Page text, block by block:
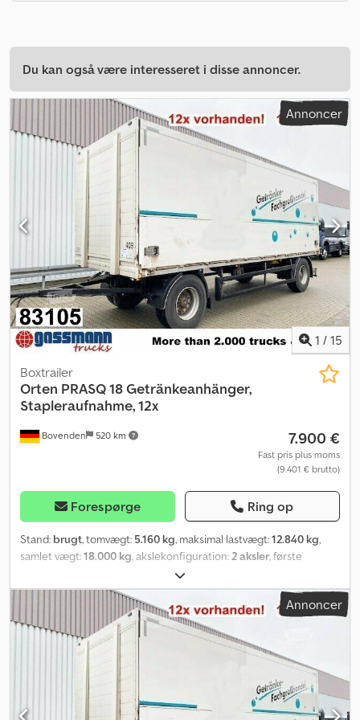
Du kan også være interesseret i disse annoncer.
Annoncer
1 / 15
Bovenden 520 km
Boxtrailer
Orten PRASQ 18 Getränkeanhänger,
Stapleraufnahme, 12x
7.900 €
Fast pris plus moms
(9.401 € brutto)
Forespørge Ring op
Stand: brugt, tomvægt: 5.160 kg, maksimal lastvægt:12.840 kg,
samlet vægt:18.000 kg , akslekonfiguration: 2 aksler, første
, længde af lastrum:
læsningsbredde:2.490 mm, lastepladshøjde:2.180 mm, affjedring:
385/65R22.5, akselafstand:5.020 mm, farve:
hvid
, kilometerstand: 1.001 km, geartype:
ABS, Køretøjsplacering: Bovenden, 2-akslet, SAF-aksler,
drejeskammel, luftaffjedret, hævning og sænkning, ABS (anti-
blokeringssystem), portaldøre, underrunbeskyttelse, lateral
aluminium-kørebeskyttelse, svingbare sidevægge. Akselafstand:
5020 mm. Opbygning: Orten drejeskammel-svingvægstrailer, type
Annoncer